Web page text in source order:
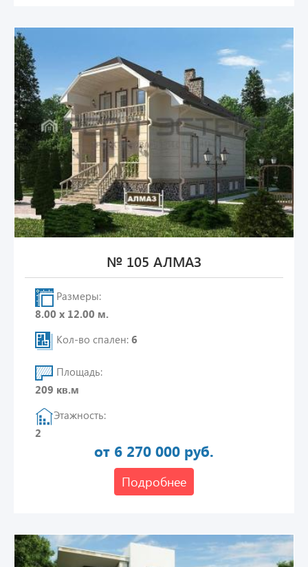
№ 105 АЛМАЗ
Размеры:
8.00 х 12.00 м.
Кол-во спален: 6
Площадь:
209 кв.м
Этажность:
2
от 6 270 000 руб.
Подробнее